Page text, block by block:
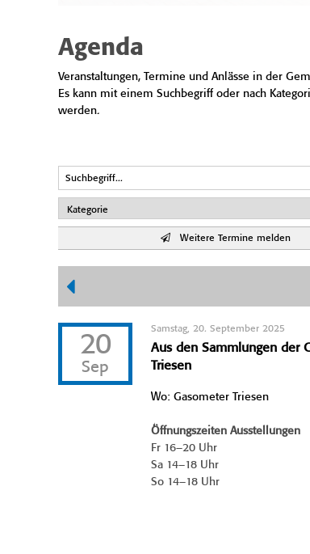
Agenda
Veranstaltungen, Termine und Anlässe in der
Es kann mit einem Suchbegriff oder nach
werden.
Weitere Termine melden
20
Sep
Samstag, 20. September 2025
Aus den Sammlungen der
Triesen
Wo: Gasometer Triesen
Öffnungszeiten Ausstellungen
Fr 16–20 Uhr
Sa 14–18 Uhr
So 14–18 Uhr